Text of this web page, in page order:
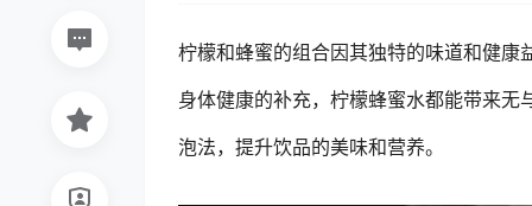
柠檬和蜂蜜的组合因其独特的味道和健
身体健康的补充，柠檬蜂蜜水都能带来
泡法，提升饮品的美味和营养。